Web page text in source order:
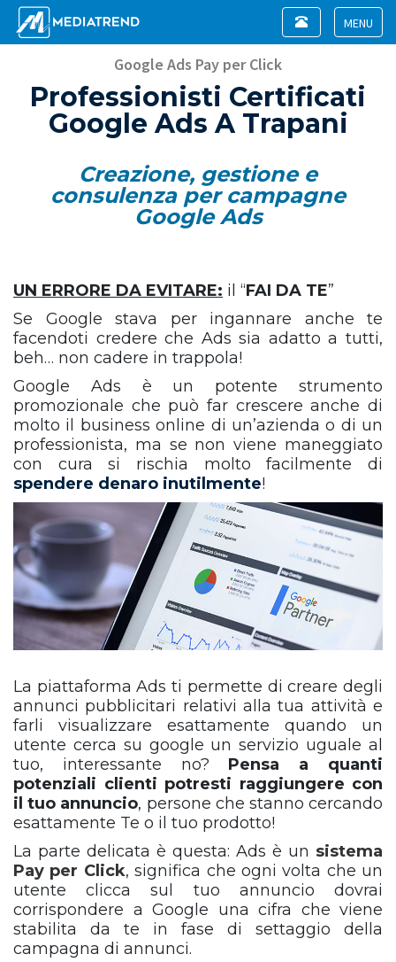
Toggle
Toggle
navigation
Google Ads Pay per Click
Professionisti Certificati
Google Ads A Trapani
Creazione, gestione e
consulenza per campagne
Google Ads
UN ERRORE DA EVITARE: il “FAI DA TE”
Se Google stava per ingannare anche te
facendoti credere che Ads sia adatto a tutti,
beh… non cadere in trappola!
Google Ads è un potente strumento
promozionale che può far crescere anche di
molto il business online di un’azienda o di un
professionista, ma se non viene maneggiato
con cura si rischia molto facilmente di
spendere denaro inutilmente!
La piattaforma Ads ti permette di creare degli
annunci pubblicitari relativi alla tua attività e
farli visualizzare esattamente quando un
utente cerca su google un servizio uguale al
tuo, interessante no? Pensa a quanti
potenziali clienti potresti raggiungere con
il tuo annuncio, persone che stanno cercando
esattamente Te o il tuo prodotto!
La parte delicata è questa: Ads è un sistema
Pay per Click, significa che ogni volta che un
utente clicca sul tuo annuncio dovrai
corrispondere a Google una cifra che viene
stabilita da te in fase di settaggio della
campagna di annunci.